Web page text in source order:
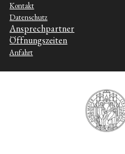
Kontakt
Datenschutz
Ansprechpartner
Öffnungszeiten
Anfahrt